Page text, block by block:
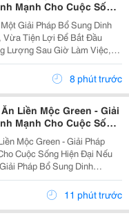
Mạnh Cho Cuộc Sống
Giải Pháp Bổ Sung Dinh
Tiện Lợi Để Bắt Đầu
Lượng Sau Giờ Làm Việc,
Mộc Green Chính Là
Hoàn Hảo. Vì Sao Nên Lựa Chọn Mì Konjac...
8 phút trước
Liền Mộc Green - Giải
Mạnh Cho Cuộc Sống
Mộc Green - Giải Pháp
Cuộc Sống Hiện Đại Nếu
Pháp Bổ Sung Dinh
Tiện Lợi Để Bắt Đầu
Lượng Sau Giờ Làm Việc,
11 phút trước